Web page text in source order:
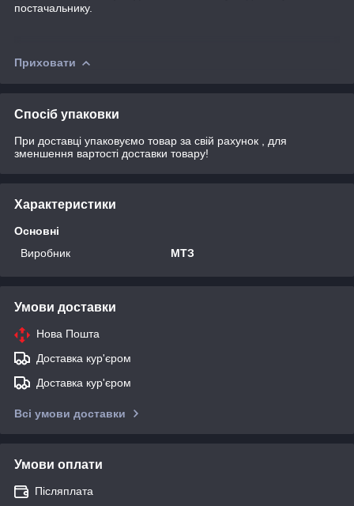
постачальнику.
Приховати
Спосіб упаковки
При доставці упаковуємо товар за свій рахунок , для
зменшення вартості доставки товару!
Характеристики
Основні
Виробник
МТЗ
Умови доставки
Нова Пошта
Доставка кур'єром
Доставка кур'єром
Всі умови доставки
Умови оплати
Післяплата